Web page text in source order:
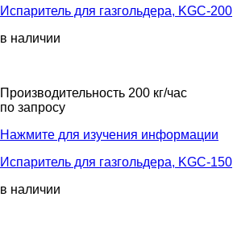
Испаритель для газгольдера, KGС-200
в наличии
Производительность 200 кг/час
по запросу
Нажмите для изучения информации
Испаритель для газгольдера, KGС-150
в наличии